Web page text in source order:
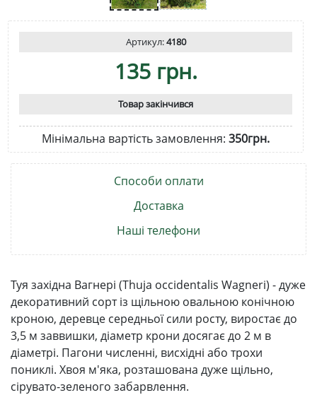
Артикул:4180
135 грн.
Товар закінчився
Мінімальна вартість замовлення: 350грн.
Способи оплати
Доставка
Наші телефони
Туя західна Вагнері (Thuja occidentalis Wagneri) - дуже
декоративний сорт із щільною овальною конічною
кроною, деревце середньої сили росту, виростає до
3,5 м заввишки, діаметр крони досягає до 2 м в
діаметрі. Пагони численні, висхідні або трохи
пониклі. Хвоя м'яка, розташована дуже щільно,
сірувато-зеленого забарвлення.